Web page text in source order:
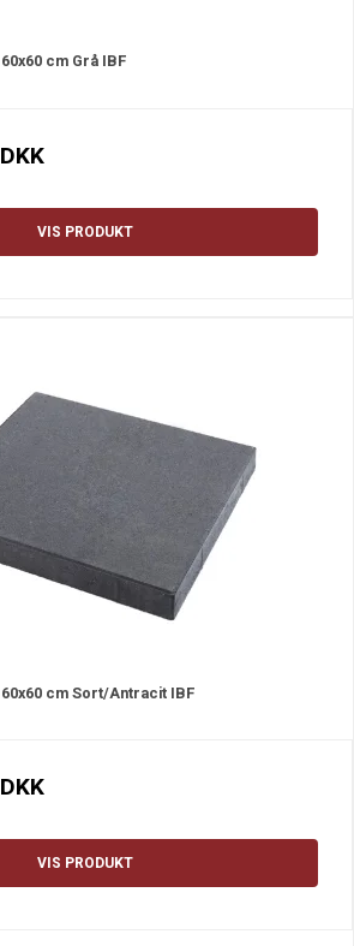
cm Grå IBF
VIS PRODUKT
cm Sort/Antracit IBF
VIS PRODUKT